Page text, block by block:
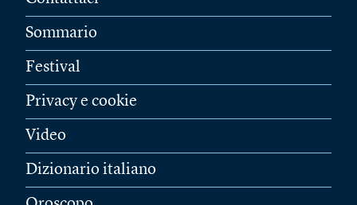
Sommario
Festival
Privacy e cookie
Video
Dizionario italiano